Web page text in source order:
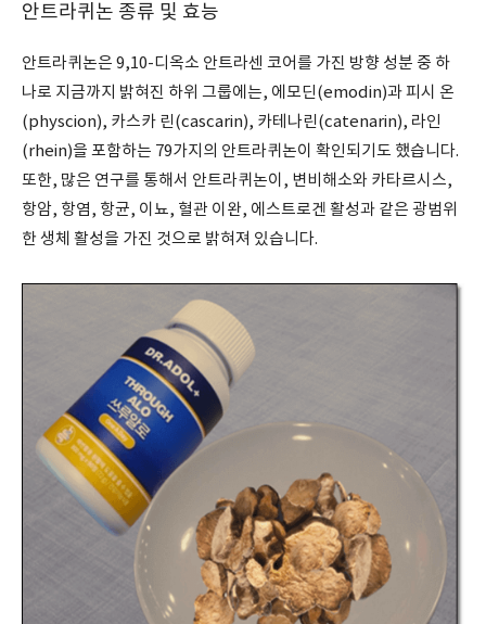
안트라퀴논 종류 및 효능
안트라퀴논은 9,10-디옥소 안트라센 코어를 가진 방향 성분 중 하
나로 지금까지 밝혀진 하위 그룹에는, 에모딘(emodin)과 피시 온
(physcion), 카스카 린(cascarin), 카테나린(catenarin), 라인
(rhein)을 포함하는 79가지의 안트라퀴논이 확인되기도 했습니다.
또한, 많은 연구를 통해서 안트라퀴논이, 변비해소와 카타르시스,
항암, 항염, 항균, 이뇨, 혈관 이완, 에스트로겐 활성과 같은 광범위
한 생체 활성을 가진 것으로 밝혀져 있습니다.